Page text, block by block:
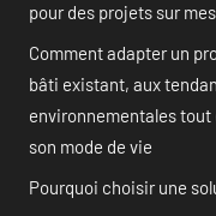
pour des projets sur
Comment adapter un
bâti existant, aux
environnementales
son mode de vie
Pourquoi choisir une